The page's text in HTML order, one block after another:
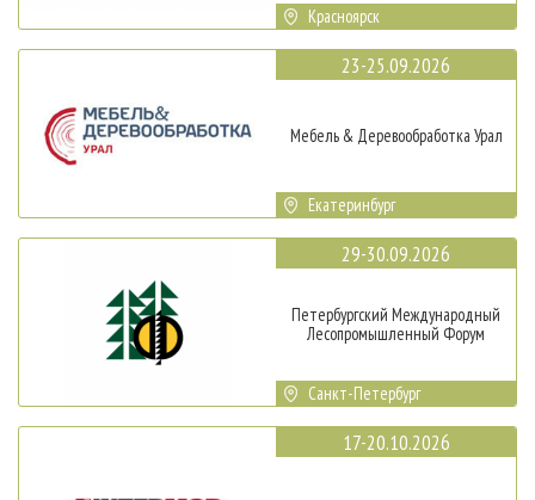
Красноярск
23-25.09.2026
Мебель & Деревообработка Урал
Екатеринбург
29-30.09.2026
Петербургский Международный
Лесопромышленный Форум
Санкт-Петербург
17-20.10.2026